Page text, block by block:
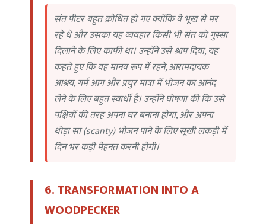
संत पीटर बहुत क्रोधित हो गए क्योंकि वे भूख से मर
रहे थे और उसका यह व्यवहार किसी भी संत को गुस्सा
दिलाने के लिए काफी था। उन्होंने उसे श्राप दिया, यह
कहते हुए कि वह मानव रूप में रहने, आरामदायक
आश्रय, गर्म आग और प्रचुर मात्रा में भोजन का आनंद
लेने के लिए बहुत स्वार्थी है। उन्होंने घोषणा की कि उसे
पक्षियों की तरह अपना घर बनाना होगा, और अपना
थोड़ा सा (scanty) भोजन पाने के लिए सूखी लकड़ी में
दिन भर कड़ी मेहनत करनी होगी।
6. TRANSFORMATION INTO A
WOODPECKER